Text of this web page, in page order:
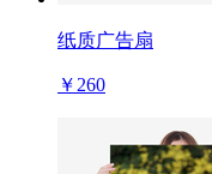
纸质广告扇
￥260